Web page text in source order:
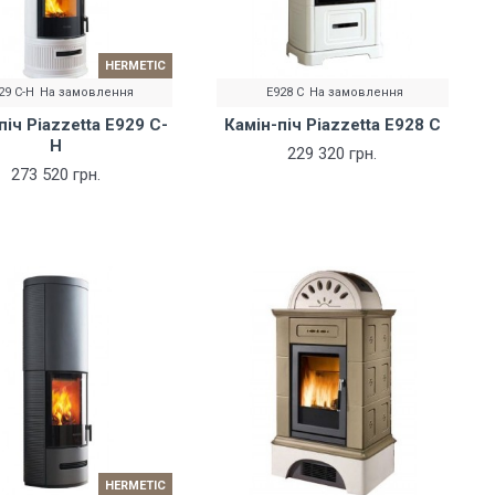
HERMETIC
C-H На замовлення
Piazzetta E929 C-
H
273 520 грн.
E928 C На замовлення
Камін-піч Piazzetta E928 C
229 320 грн.
HERMETIC